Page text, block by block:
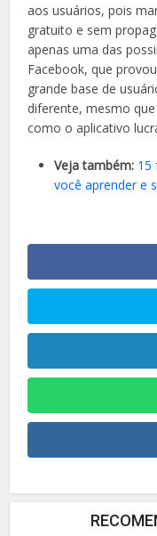
aos usuários, pois
gratuito e sem
apenas uma das
Facebook, que
grande base de
diferente, mesmo
como o aplicativo
Veja também: 15
você aprender e